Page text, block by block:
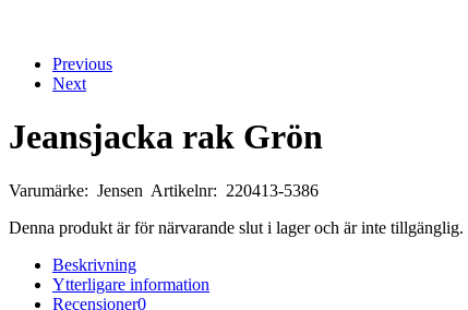
Previous
Next
Jeansjacka rak Grön
Varumärke: Jensen Artikelnr: 220413-5386
Denna produkt är för närvarande slut i lager och är inte tillgänglig.
Beskrivning
Ytterligare information
Recensioner0